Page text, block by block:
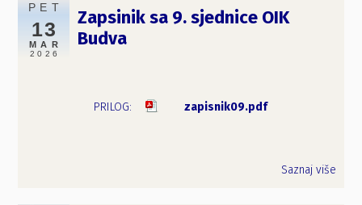
PET
13
MAR
2026
Zapsinik sa 9. sjednice OIK
Budva
zapisnik09.pdf
Saznaj više